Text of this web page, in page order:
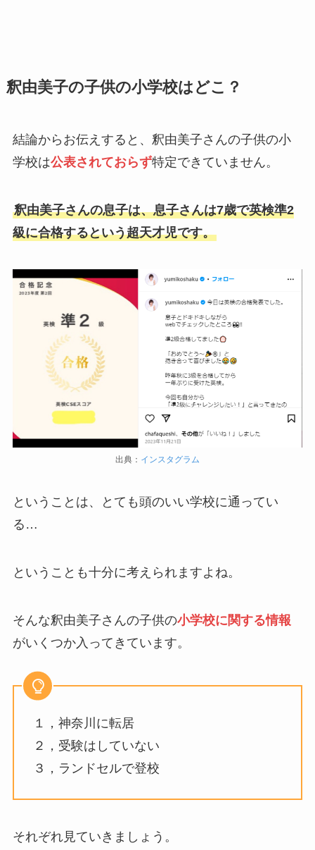
釈由美子の子供の小学校はどこ？
結論からお伝えすると、釈由美子さんの子供の小
学校は公表されておらず特定できていません。
釈由美子さんの息子は、息子さんは7歳で英検準2
級に合格するという超天才児です。
出典： インスタグラム
ということは、とても頭のいい学校に通ってい
る…
ということも十分に考えられますよね。
そんな釈由美子さんの子供の小学校に関する情報
がいくつか入ってきています。
１，神奈川に転居
２，受験はしていない
３，ランドセルで登校
それぞれ見ていきましょう。